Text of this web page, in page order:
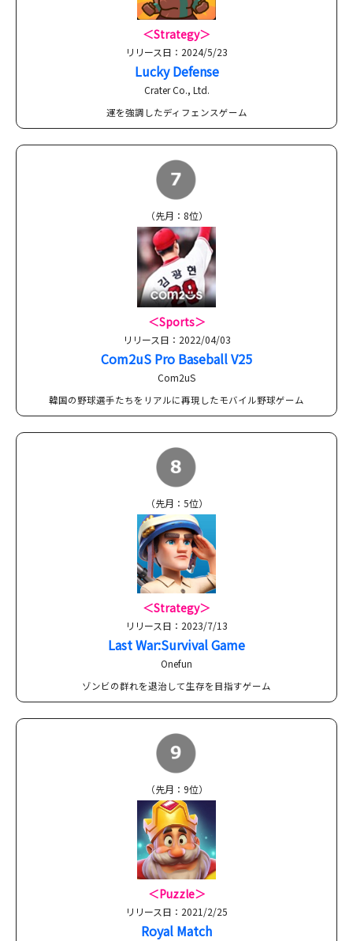
＜Strategy＞
リリース日：2024/5/23
Lucky Defense
Crater Co., Ltd.
運を強調したディフェンスゲーム
（先月：8位）
＜Sports＞
リリース日：2022/04/03
Com2uS Pro Baseball V25
Com2uS
韓国の野球選手たちをリアルに再現したモバイル野球ゲーム
（先月：5位）
＜Strategy＞
リリース日：2023/7/13
Last War:Survival Game
Onefun
ゾンビの群れを退治して生存を目指すゲーム
（先月：9位）
＜Puzzle＞
リリース日：2021/2/25
Royal Match